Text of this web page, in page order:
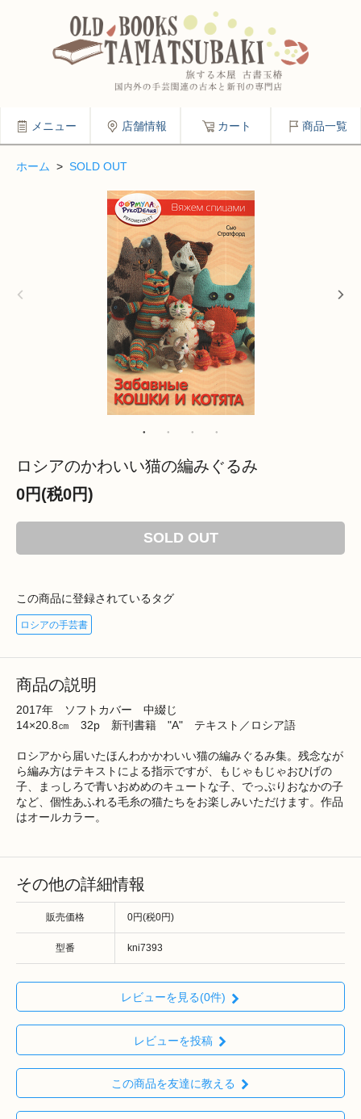
メニュー 店舗情報 カート 商品一覧
ホーム > SOLD OUT
ロシアのかわいい猫の編みぐるみ
0円(税0円)
SOLD OUT
この商品に登録されているタグ
ロシアの手芸書
商品の説明
2017年 ソフトカバー 中綴じ
14×20.8㎝ 32p 新刊書籍 "A" テキスト／ロシア語
ロシアから届いたほんわかかわいい猫の編みぐるみ集。残念なが
ら編み方はテキストによる指示ですが、もじゃもじゃおひげの
子、まっしろで青いおめめのキュートな子、でっぷりおなかの子
など、個性あふれる毛糸の猫たちをお楽しみいただけます。作品
はオールカラー。
その他の詳細情報
販売価格 0円(税0円)
型番 kni7393
レビューを見る(0件)
レビューを投稿
この商品を友達に教える